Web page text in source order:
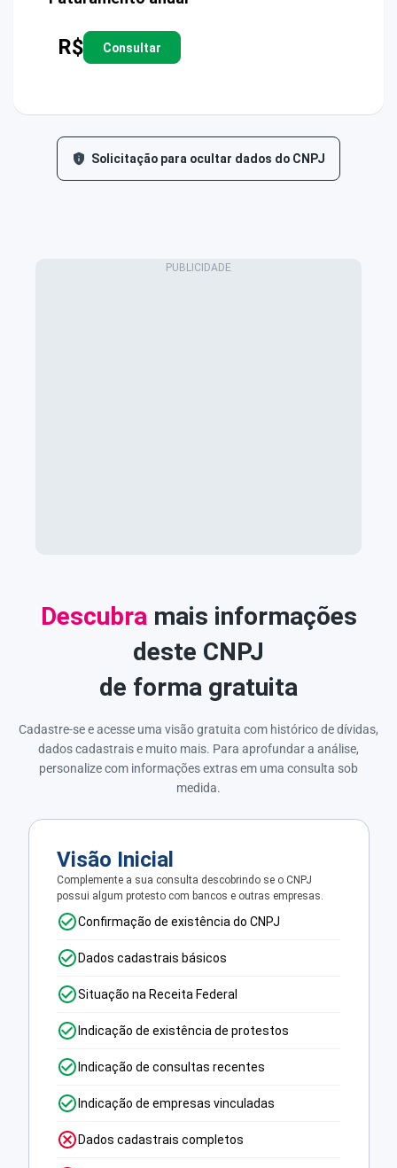
R$ Consultar
Solicitação para ocultar dados do CNPJ
Descubra mais informações
deste CNPJ
de forma gratuita
Cadastre-se e acesse uma visão gratuita com histórico de dívidas,
dados cadastrais e muito mais. Para aprofundar a análise,
personalize com informações extras em uma consulta sob
medida.
Visão Inicial
Complemente a sua consulta descobrindo se o CNPJ
possui algum protesto com bancos e outras empresas.
Confirmação de existência do CNPJ
Dados cadastrais básicos
Situação na Receita Federal
Indicação de existência de protestos
Indicação de consultas recentes
Indicação de empresas vinculadas
Dados cadastrais completos